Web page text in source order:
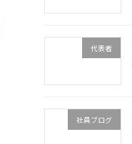
代表者
社員ブログ